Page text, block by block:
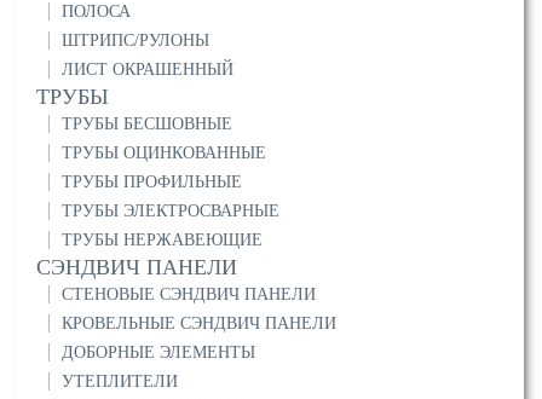
ПОЛОСА
ШТРИПС/РУЛОНЫ
ЛИСТ ОКРАШЕННЫЙ
ТРУБЫ
ТРУБЫ БЕСШОВНЫЕ
ТРУБЫ ОЦИНКОВАННЫЕ
ТРУБЫ ПРОФИЛЬНЫЕ
ТРУБЫ ЭЛЕКТРОСВАРНЫЕ
ТРУБЫ НЕРЖАВЕЮЩИЕ
СЭНДВИЧ ПАНЕЛИ
СТЕНОВЫЕ СЭНДВИЧ ПАНЕЛИ
КРОВЕЛЬНЫЕ СЭНДВИЧ ПАНЕЛИ
ДОБОРНЫЕ ЭЛЕМЕНТЫ
УТЕПЛИТЕЛИ